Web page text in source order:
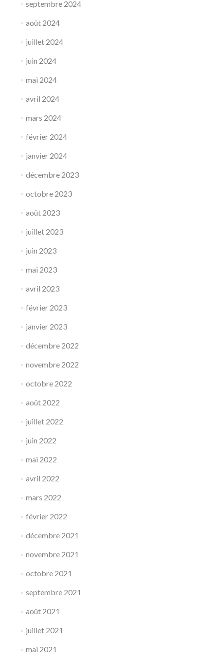
septembre 2024
août 2024
juillet 2024
juin 2024
mai 2024
avril 2024
mars 2024
février 2024
janvier 2024
décembre 2023
octobre 2023
août 2023
juillet 2023
juin 2023
mai 2023
avril 2023
février 2023
janvier 2023
décembre 2022
novembre 2022
octobre 2022
août 2022
juillet 2022
juin 2022
mai 2022
avril 2022
mars 2022
février 2022
décembre 2021
novembre 2021
octobre 2021
septembre 2021
août 2021
juillet 2021
mai 2021